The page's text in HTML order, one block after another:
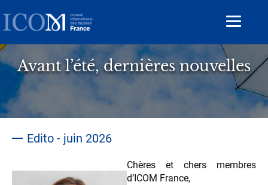
au
contenu
principal
Toggle
Avant l’été, dernières nouvelles
Edito - juin 2026
Chères et chers membres
d’ICOM France,